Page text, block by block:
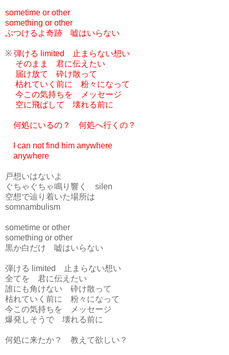
sometime or other
something or other
ぶつけるよ奇跡 嘘はいらない
※ 弾ける limited 止まらない想い
そのまま 君に伝えたい
届け放て 砕け散って
枯れていく前に 粉々になって
今この気持ちを メッセージ
空に飛ばして 壊れる前に
何処にいるの？ 何処へ行くの？
I can not find him anywhere
anywhere
戸想いはないよ
ぐちゃぐちゃ鳴り響く silen
空想で辿り着いた場所は
somnambulism
sometime or other
something or other
黒か白だけ 嘘はいらない
弾ける limited 止まらない想い
全てを 君に伝えたい
誰にも角けない 砕け散って
枯れていく前に 粉々になって
今この気持ちを メッセージ
爆発しそうで 壊れる前に
何処に来たか？ 教えて欲しい？